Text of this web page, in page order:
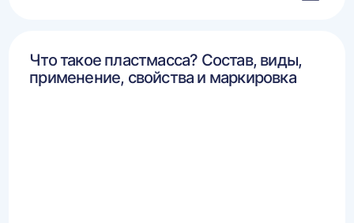
Что такое пластмасса? Состав, виды,
применение, свойства и маркировка